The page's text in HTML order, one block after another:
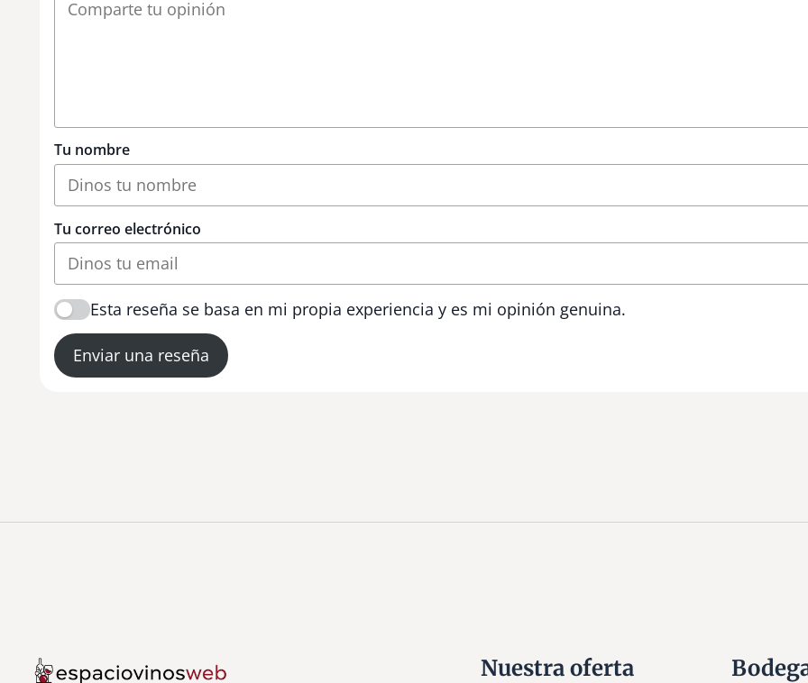
Tu nombre
Tu correo electrónico
Esta reseña se basa en mi propia experiencia y es mi opinión genuina.
Enviar una reseña
Nuestra oferta